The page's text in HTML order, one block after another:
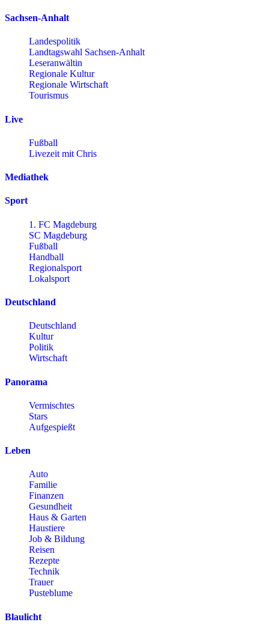
Sachsen-Anhalt
Landespolitik
Landtagswahl Sachsen-Anhalt
Leseranwältin
Regionale Kultur
Regionale Wirtschaft
Tourismus
Live
Fußball
Livezeit mit Chris
Mediathek
Sport
1. FC Magdeburg
SC Magdeburg
Fußball
Handball
Regionalsport
Lokalsport
Deutschland
Deutschland
Kultur
Politik
Wirtschaft
Panorama
Vermischtes
Stars
Aufgespießt
Leben
Auto
Familie
Finanzen
Gesundheit
Haus & Garten
Haustiere
Job & Bildung
Reisen
Rezepte
Technik
Trauer
Pusteblume
Blaulicht